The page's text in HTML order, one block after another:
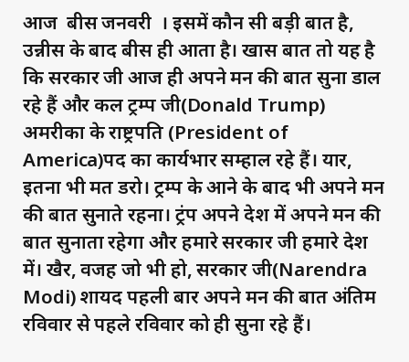
आज बीस जनवरी । इसमें कौन सी बड़ी बात है,
उन्नीस के बाद बीस ही आता है। खास बात तो यह है
कि सरकार जी आज ही अपने मन की बात सुना डाल
रहे हैं और कल ट्रम्प जी(Donald Trump)
अमरीका के राष्ट्रपति (President of
America)पद का कार्यभार सम्हाल रहे हैं। यार,
इतना भी मत डरो। ट्रम्प के आने के बाद भी अपने मन
की बात सुनाते रहना। ट्रंप अपने देश में अपने मन की
बात सुनाता रहेगा और हमारे सरकार जी हमारे देश
में। खैर, वजह जो भी हो, सरकार जी(Narendra
Modi) शायद पहली बार अपने मन की बात अंतिम
रविवार से पहले रविवार को ही सुना रहे हैं।